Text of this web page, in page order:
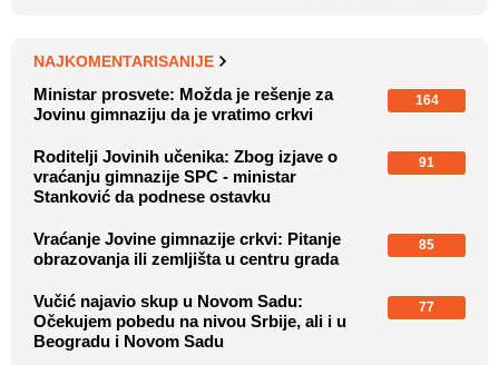
NAJKOMENTARISANIJE
Ministar prosvete: Možda je rešenje za
Jovinu gimnaziju da je vratimo crkvi
164
Roditelji Jovinih učenika: Zbog izjave o
vraćanju gimnazije SPC - ministar
Stanković da podnese ostavku
91
Vraćanje Jovine gimnazije crkvi: Pitanje
obrazovanja ili zemljišta u centru grada
85
Vučić najavio skup u Novom Sadu:
Očekujem pobedu na nivou Srbije, ali i u
Beogradu i Novom Sadu
77